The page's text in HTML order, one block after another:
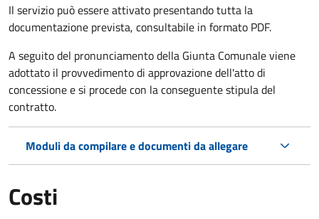
Il servizio può essere attivato presentando tutta la
documentazione prevista, consultabile in formato PDF.
A seguito del pronunciamento della Giunta Comunale viene
adottato il provvedimento di approvazione dell'atto di
concessione e si procede con la conseguente stipula del
contratto.
Moduli da compilare e documenti da allegare
Costi